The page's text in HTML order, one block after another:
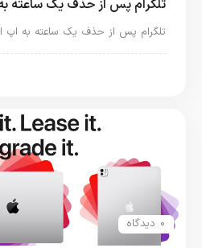
تلگرام پس از حذف یک ساعته
تلگرام پس از حذف یک ساعته به اپ
0 دیدگاه